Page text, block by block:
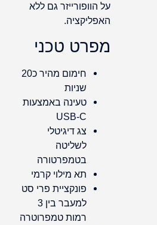
על הוופורייזר גם ללא
האפליקציה.
מפרט טכני
חימום מהיר כ20
שניות
טעינה באמצעות
USB-C
צג דיגיטלי
לשליטה
בטמפרטורה
תא מילוי קרמי
פונקציית פרי סט
למעבר בין 3
רמות טמפרוטרה